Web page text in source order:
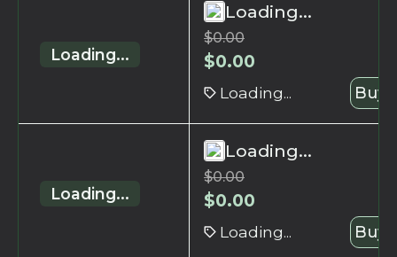
Loading...
Loading...
$0.00
$0.00
Loading... Buy
Loading...
Loading...
$0.00
$0.00
Loading... Buy